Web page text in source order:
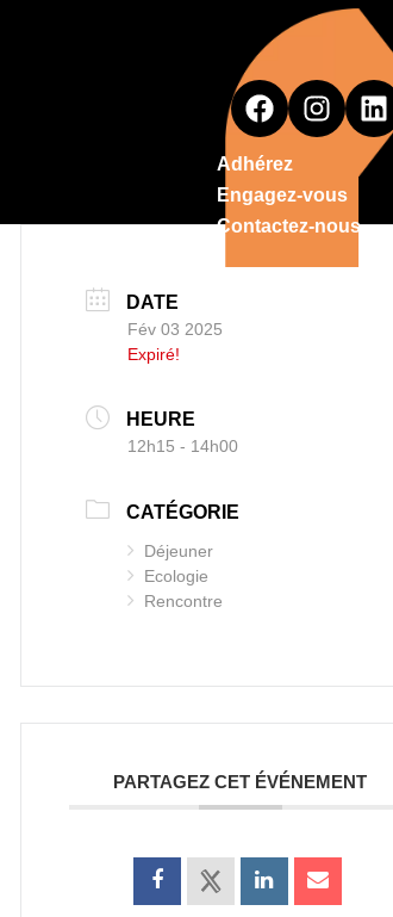
Adhérez
Engagez-vous
Contactez-nous
DATE
Fév 03 2025
Expiré!
HEURE
12h15 - 14h00
CATÉGORIE
Déjeuner
Ecologie
Rencontre
PARTAGEZ CET ÉVÉNEMENT